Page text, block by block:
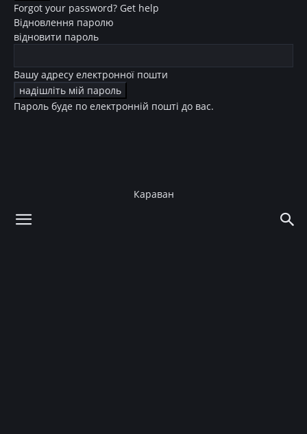
Forgot your password? Get help
Відновлення паролю
відновити пароль
Вашу адресу електронної пошти
Пароль буде по електронній пошті до вас.
Караван